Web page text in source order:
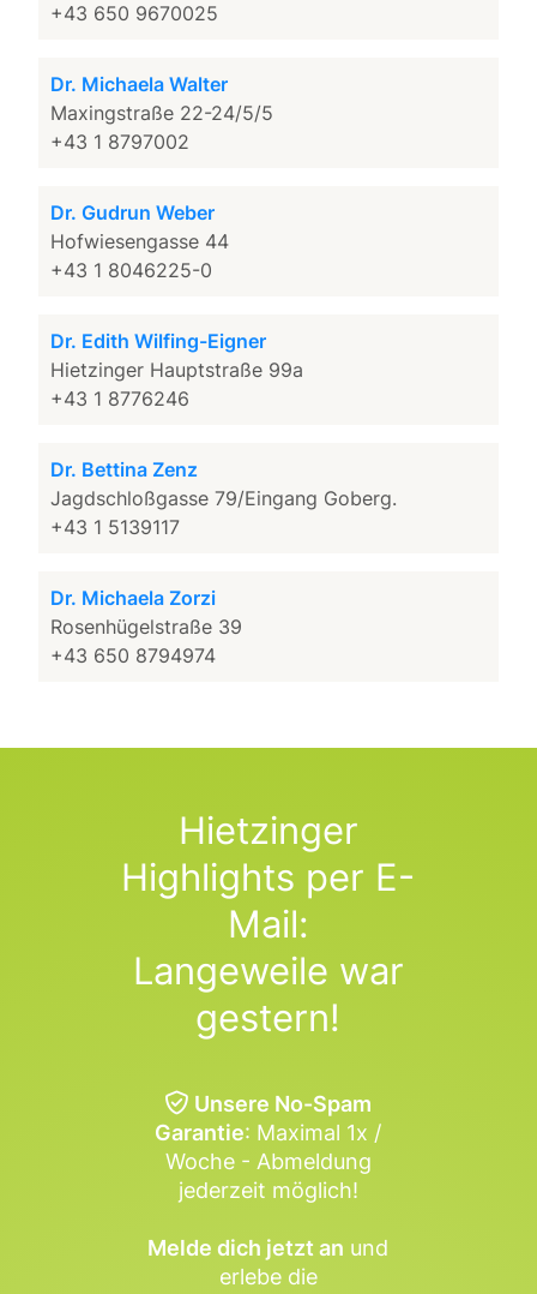
+43 650 9670025
Dr. Michaela Walter
Maxingstraße 22-24/5/5
+43 1 8797002
Dr. Gudrun Weber
Hofwiesengasse 44
+43 1 8046225-0
Dr. Edith Wilfing-Eigner
Hietzinger Hauptstraße 99a
+43 1 8776246
Dr. Bettina Zenz
Jagdschloßgasse 79/Eingang Goberg.
+43 1 5139117
Dr. Michaela Zorzi
Rosenhügelstraße 39
+43 650 8794974
Hietzinger
Highlights per E-
Mail:
Langeweile war
gestern!
Unsere No-Spam
Garantie: Maximal 1x /
Woche - Abmeldung
jederzeit möglich!
Melde dich jetzt an und
erlebe die